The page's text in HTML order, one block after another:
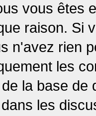
vous êtes
raison. Si
n'avez rien
les
la base
les